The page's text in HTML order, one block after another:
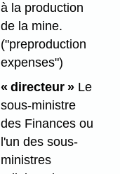
à la production
de la mine.
("preproduction
expenses")
« directeur »Le
sous-ministre
des Finances ou
l'un des sous-
ministres